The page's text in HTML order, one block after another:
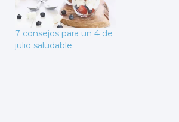
7 consejos para un 4 de
julio saludable